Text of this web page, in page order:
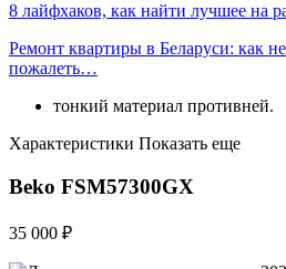
8 лайфхаков, как найти лучшее на
Ремонт квартиры в Беларуси: как
пожалеть…
тонкий материал противней.
Характеристики Показать еще
Beko FSM57300GX
35 000 ₽